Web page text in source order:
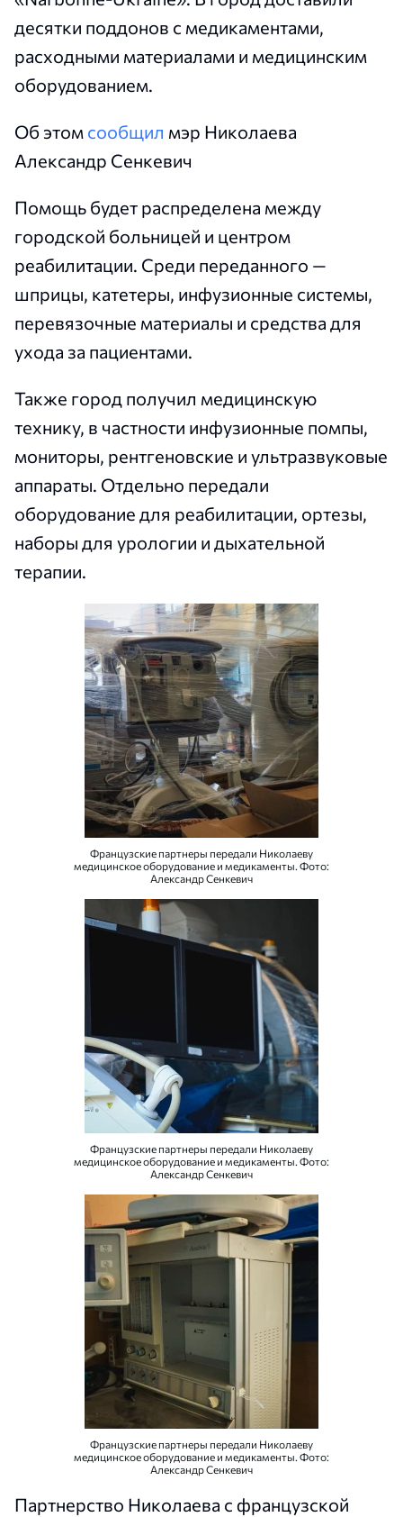
десятки поддонов с медикаментами,
расходными материалами и медицинским
оборудованием.
Об этом сообщил мэр Николаева
Александр Сенкевич
Помощь будет распределена между
городской больницей и центром
реабилитации. Среди переданного —
шприцы, катетеры, инфузионные системы,
перевязочные материалы и средства для
ухода за пациентами.
Также город получил медицинскую
технику, в частности инфузионные помпы,
мониторы, рентгеновские и ультразвуковые
аппараты. Отдельно передали
оборудование для реабилитации, ортезы,
наборы для урологии и дыхательной
терапии.
Французские партнеры передали Николаеву
медицинское оборудование и медикаменты. Фото:
Александр Сенкевич
Французские партнеры передали Николаеву
медицинское оборудование и медикаменты. Фото:
Александр Сенкевич
Французские партнеры передали Николаеву
медицинское оборудование и медикаменты. Фото:
Александр Сенкевич
Партнерство Николаева с французской